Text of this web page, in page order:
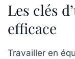
Les clés
efficace
Travailler en